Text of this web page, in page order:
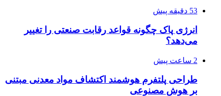
53 دقیقه پیش
انرژی پاک چگونه قواعد رقابت صنعتی را تغییر
می‌دهد؟
2 ساعت پیش
طراحی پلتفرم هوشمند اکتشاف مواد معدنی مبتنی
بر هوش مصنوعی